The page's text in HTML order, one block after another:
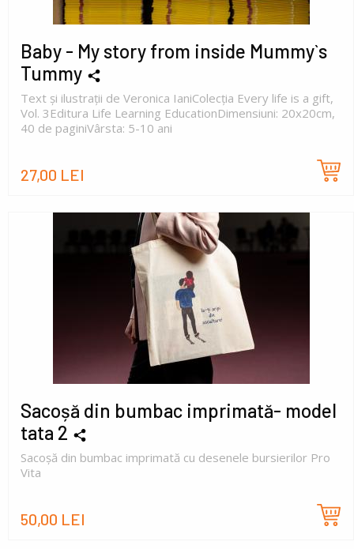
Baby - My story from inside Mummy`s
Tummy
Text și ilustrații de Veronica IaniColecția Every life is a gift,
Vol. 3Editura Life Learning EducationDimensiuni: 20x20cm,
40 de paginiVârsta: 5-10 ani
27,00 LEI
Sacoșă din bumbac imprimată- model
tata 2
Sacoșă din bumbac imprimată cu desenele bursierilor Pro
Vita
50,00 LEI